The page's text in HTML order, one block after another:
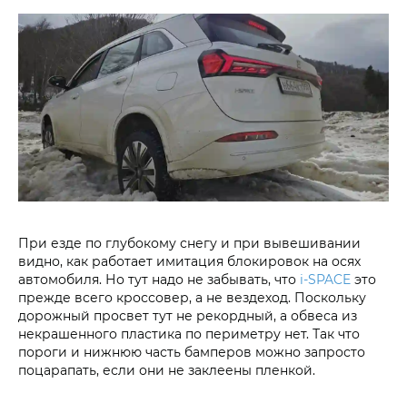
При езде по глубокому снегу и при вывешивании
видно, как работает имитация блокировок на осях
автомобиля. Но тут надо не забывать, что i‑SPACE это
прежде всего кроссовер, а не вездеход. Поскольку
дорожный просвет тут не рекордный, а обвеса из
некрашенного пластика по периметру нет. Так что
пороги и нижнюю часть бамперов можно запросто
поцарапать, если они не заклеены пленкой.